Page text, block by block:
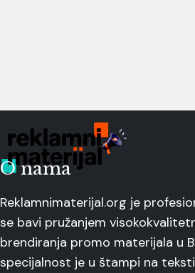
O nama
Reklamnimaterijal.org je
se bavi pružanjem
brendiranja promo materijala u
specijalnost je u štampi na